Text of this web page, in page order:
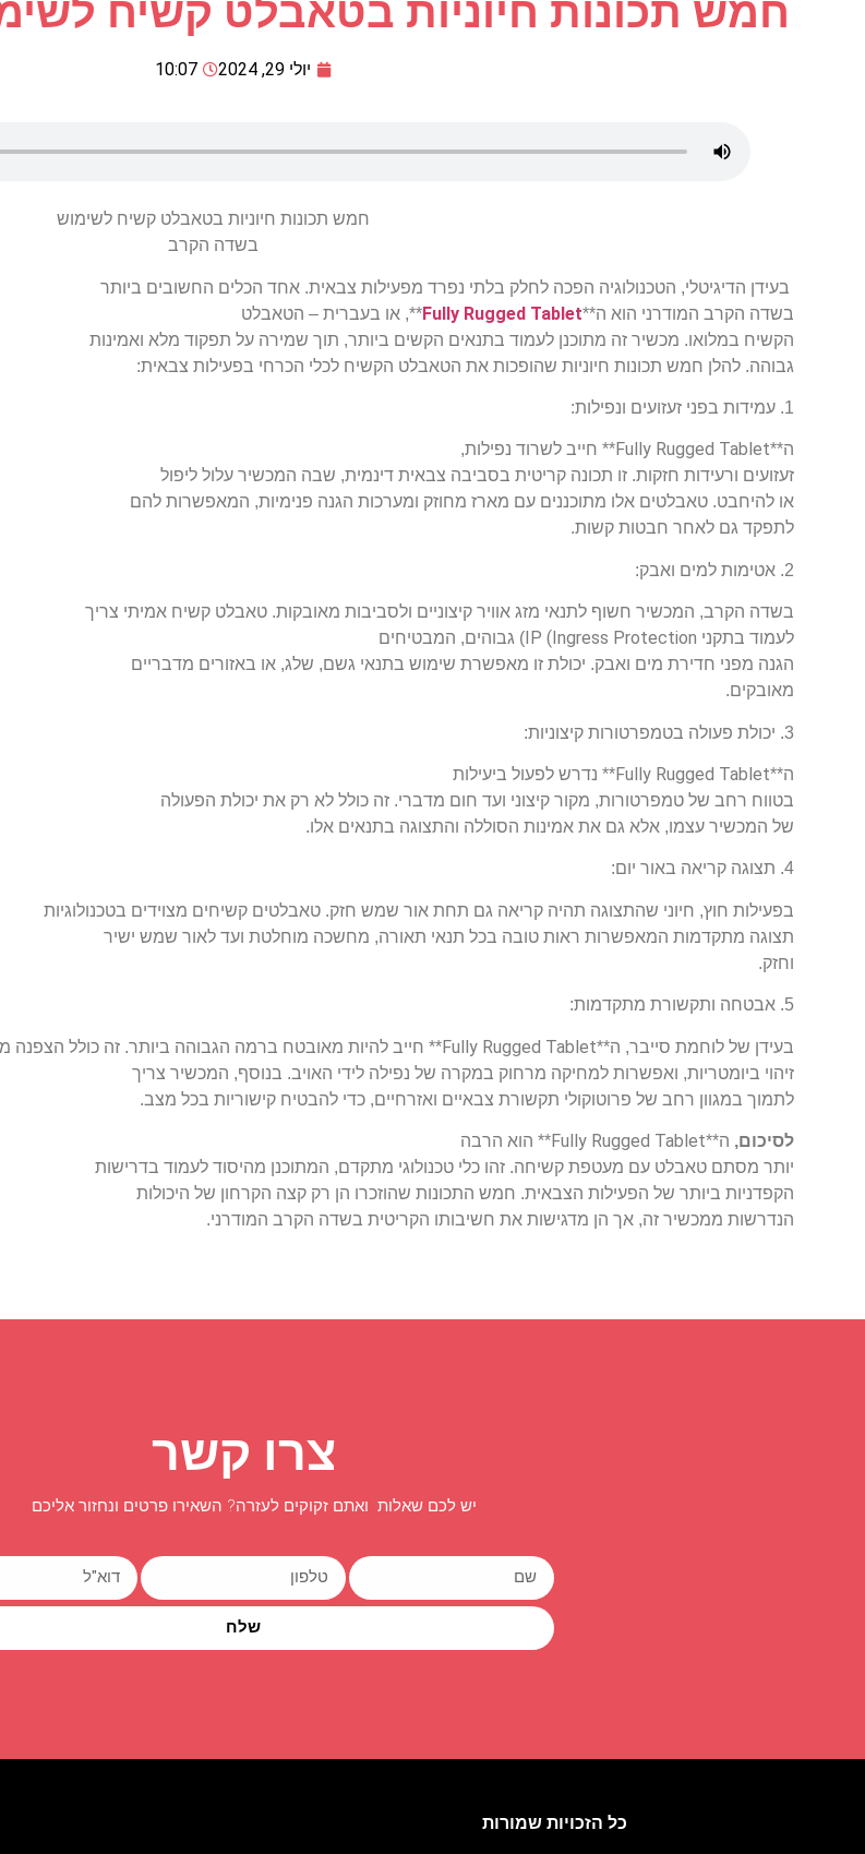
חמש תכונות חיוניות בטאבלט קשיח
יולי 29, 2024 10:07
חמש תכונות חיוניות בטאבלט קשיח לשימוש
בשדה הקרב
בעידן הדיגיטלי, הטכנולוגיה הפכה לחלק בלתי נפרד מפעילות צבאית. אחד הכלים החשובים ביותר
בשדה הקרב המודרני הוא ה**Fully Rugged Tablet**, או בעברית – הטאבלט
הקשיח במלואו. מכשיר זה מתוכנן לעמוד בתנאים הקשים ביותר, תוך שמירה על תפקוד מלא ואמינות
גבוהה. להלן חמש תכונות חיוניות שהופכות את הטאבלט הקשיח לכלי הכרחי בפעילות צבאית:
1. עמידות בפני זעזועים ונפילות:
ה**Fully Rugged Tablet** חייב לשרוד נפילות,
זעזועים ורעידות חזקות. זו תכונה קריטית בסביבה צבאית דינמית, שבה המכשיר עלול ליפול
או להיחבט. טאבלטים אלו מתוכננים עם מארז מחוזק ומערכות הגנה פנימיות, המאפשרות להם
לתפקד גם לאחר חבטות קשות.
2. אטימות למים ואבק:
בשדה הקרב, המכשיר חשוף לתנאי מזג אוויר קיצוניים ולסביבות מאובקות. טאבלט קשיח אמיתי צריך
לעמוד בתקני IP (Ingress Protection ) גבוהים, המבטיחים
הגנה מפני חדירת מים ואבק. יכולת זו מאפשרת שימוש בתנאי גשם, שלג, או באזורים מדבריים
מאובקים.
3. יכולת פעולה בטמפרטורות קיצוניות:
ה**Fully Rugged Tablet** נדרש לפעול ביעילות
בטווח רחב של טמפרטורות, מקור קיצוני ועד חום מדברי. זה כולל לא רק את יכולת הפעולה
של המכשיר עצמו, אלא גם את אמינות הסוללה והתצוגה בתנאים אלו.
4. תצוגה קריאה באור יום:
בפעילות חוץ, חיוני שהתצוגה תהיה קריאה גם תחת אור שמש חזק. טאבלטים קשיחים מצוידים בטכנולוגיות
תצוגה מתקדמות המאפשרות ראות טובה בכל תנאי תאורה, מחשכה מוחלטת ועד לאור שמש ישיר
וחזק.
5. אבטחה ותקשורת מתקדמות:
בעידן של לוחמת סייבר, ה**Fully Rugged Tablet** חייב להיות מאובטח ברמה הגבוהה ביותר. זה כולל הצפנה
זיהוי ביומטריות, ואפשרות למחיקה מרחוק במקרה של נפילה לידי האויב. בנוסף, המכשיר צריך
לתמוך במגוון רחב של פרוטוקולי תקשורת צבאיים ואזרחיים, כדי להבטיח קישוריות בכל מצב.
לסיכום, ה**Fully Rugged Tablet** הוא הרבה
יותר מסתם טאבלט עם מעטפת קשיחה. זהו כלי טכנולוגי מתקדם, המתוכנן מהיסוד לעמוד בדרישות
הקפדניות ביותר של הפעילות הצבאית. חמש התכונות שהוזכרו הן רק קצה הקרחון של היכולות
הנדרשות ממכשיר זה, אך הן מדגישות את חשיבותו הקריטית בשדה הקרב המודרני.
צרו קשר
יש לכם שאלות ואתם זקוקים לעזרה? השאירו פרטים ונחזור אליכם
שלח
כל הזכויות שמורות